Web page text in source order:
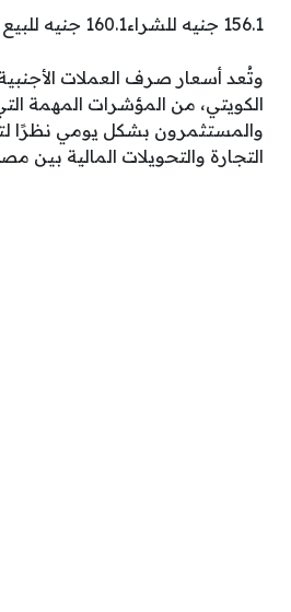
156.1 جنيه للشراء160.1 جنيه للبيع
وتُعد أسعار صرف العملات
الكويتي، من المؤشرات المهمة
والمستثمرون بشكل يومي نظرًا
التجارة والتحويلات المالية بين